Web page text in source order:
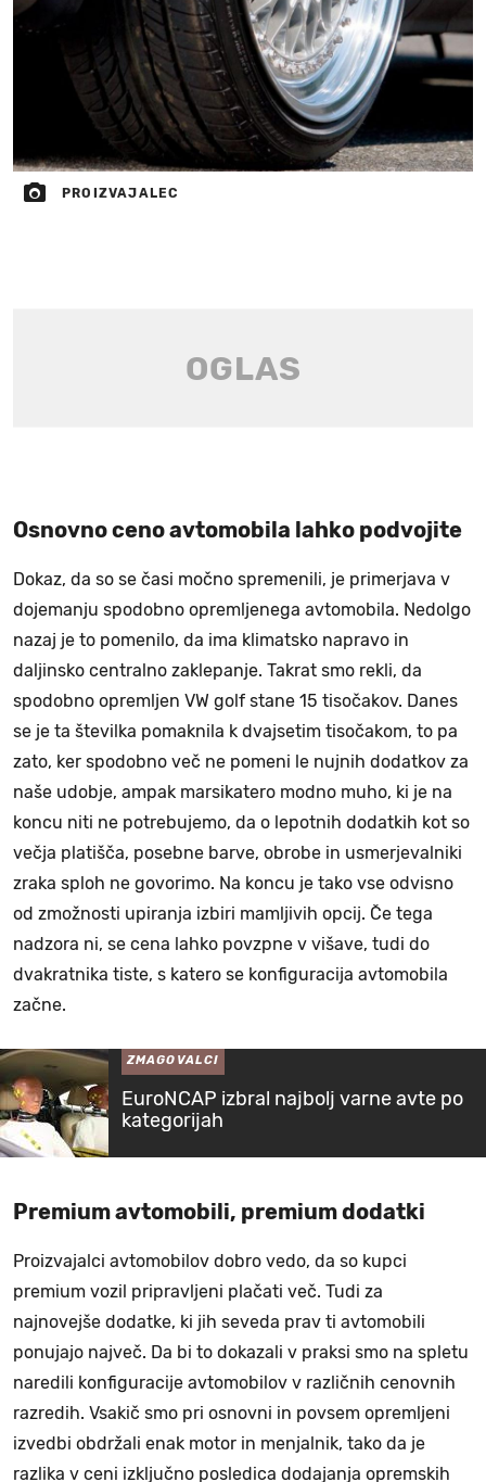
PROIZVAJALEC
Osnovno ceno avtomobila lahko podvojite
Dokaz, da so se časi močno spremenili, je primerjava v
dojemanju spodobno opremljenega avtomobila. Nedolgo
nazaj je to pomenilo, da ima klimatsko napravo in
daljinsko centralno zaklepanje. Takrat smo rekli, da
spodobno opremljen VW golf stane 15 tisočakov. Danes
se je ta številka pomaknila k dvajsetim tisočakom, to pa
zato, ker spodobno več ne pomeni le nujnih dodatkov za
naše udobje, ampak marsikatero modno muho, ki je na
koncu niti ne potrebujemo, da o lepotnih dodatkih kot so
večja platišča, posebne barve, obrobe in usmerjevalniki
zraka sploh ne govorimo. Na koncu je tako vse odvisno
od zmožnosti upiranja izbiri mamljivih opcij. Če tega
nadzora ni, se cena lahko povzpne v višave, tudi do
dvakratnika tiste, s katero se konfiguracija avtomobila
začne.
ZMAGOVALCI
EuroNCAP izbral najbolj varne avte po
kategorijah
Premium avtomobili, premium dodatki
Proizvajalci avtomobilov dobro vedo, da so kupci
premium vozil pripravljeni plačati več. Tudi za
najnovejše dodatke, ki jih seveda prav ti avtomobili
ponujajo največ. Da bi to dokazali v praksi smo na spletu
naredili konfiguracije avtomobilov v različnih cenovnih
razredih. Vsakič smo pri osnovni in povsem opremljeni
izvedbi obdržali enak motor in menjalnik, tako da je
razlika v ceni izključno posledica dodajanja opremskih